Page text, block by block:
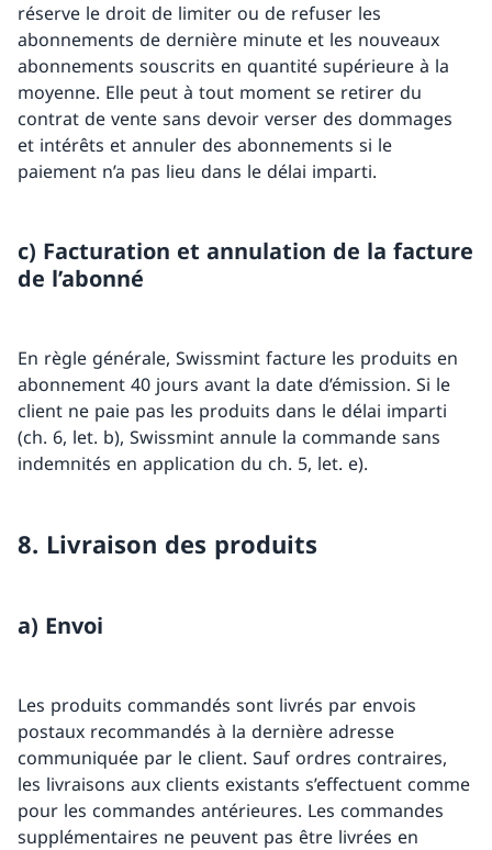
réserve le droit de limiter ou de refuser les
abonnements de dernière minute et les nouveaux
abonnements souscrits en quantité supérieure à la
moyenne. Elle peut à tout moment se retirer du
contrat de vente sans devoir verser des dommages
et intérêts et annuler des abonnements si le
paiement n’a pas lieu dans le délai imparti.
c) Facturation et annulation de la facture
de l’abonné
En règle générale, Swissmint facture les produits en
abonnement 40 jours avant la date d’émission. Si le
client ne paie pas les produits dans le délai imparti
(ch. 6, let. b), Swissmint annule la commande sans
indemnités en application du ch. 5, let. e).
8. Livraison des produits
a) Envoi
Les produits commandés sont livrés par envois
postaux recommandés à la dernière adresse
communiquée par le client. Sauf ordres contraires,
les livraisons aux clients existants s’effectuent comme
pour les commandes antérieures. Les commandes
supplémentaires ne peuvent pas être livrées en